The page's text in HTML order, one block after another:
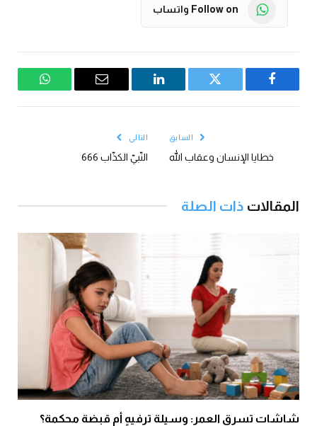
Follow on واتساب
فيسبوك تويتر لينكدإن
البريد
واتساب
السابق
خطايا الإنسان وعقاب الله
التالي
النّبيّ الكذّاب 666
المقالات ذات الصلة
شاشات تسرق العمر: وسيلة ترفيهٍ أم قبضة محكمة؟